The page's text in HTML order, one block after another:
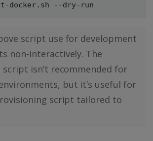
script use for development
non-interactively. The
script isn’t recommended for
but it’s useful for
script tailored to